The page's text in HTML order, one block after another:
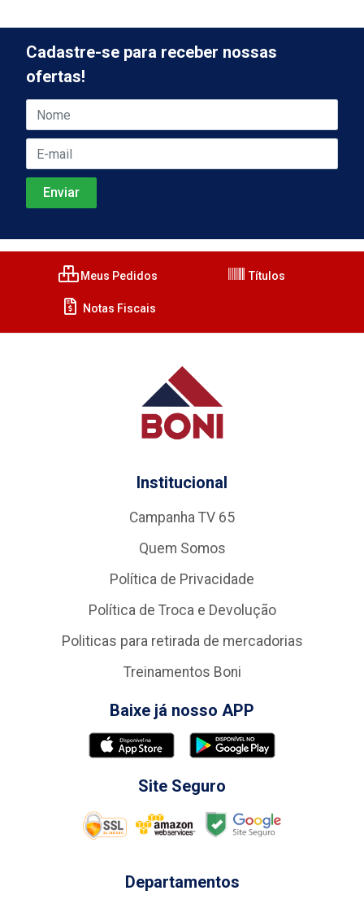
Cadastre-se para receber nossas
ofertas!
Meus Pedidos Títulos
Notas Fiscais
Institucional
Campanha TV 65
Quem Somos
Política de Privacidade
Política de Troca e Devolução
Politicas para retirada de mercadorias
Treinamentos Boni
Baixe já nosso APP
Site Seguro
Departamentos